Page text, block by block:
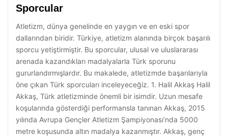
Sporcular
Atletizm, dünya genelinde en yaygın ve en eski spor
dallarından biridir. Türkiye, atletizm alanında birçok başarılı
sporcu yetiştirmiştir. Bu sporcular, ulusal ve uluslararası
arenada kazandıkları madalyalarla Türk sporunu
gururlandırmışlardır. Bu makalede, atletizmde başarılarıyla
öne çıkan Türk sporcuları inceleyeceğiz. 1. Halil Akkaş Halil
Akkaş, Türk atletizminde önemli bir isimdir. Uzun mesafe
koşularında gösterdiği performansla tanınan Akkaş, 2015
yılında Avrupa Gençler Atletizm Şampiyonası’nda 5000
metre koşusunda altın madalya kazanmıştır. Akkaş, genç